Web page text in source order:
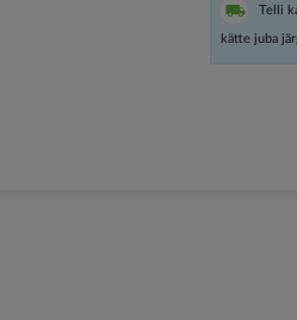
Telli
kätte juba